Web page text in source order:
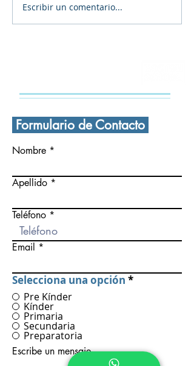
🎄 ¡FELIZ navidad a
todas y todos! 🎄
Escribir un comentario...
Formulario de Contacto
Nombre
Apellido
Teléfono
Email
Selecciona una opción *
Pre Kínder
Kínder
Primaria
Secundaria
Preparatoria
Escribe un mensaje